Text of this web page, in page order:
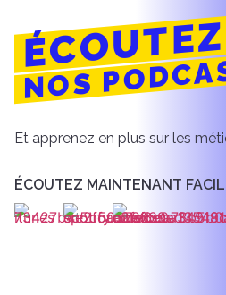
ÉCOUTEZ
NOS
Et apprenez en plus sur les
ÉCOUTEZ MAINTENANT